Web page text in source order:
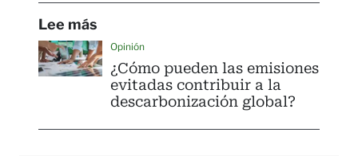
Lee más
Opinión
¿Cómo pueden las emisiones
evitadas contribuir a la
descarbonización global?